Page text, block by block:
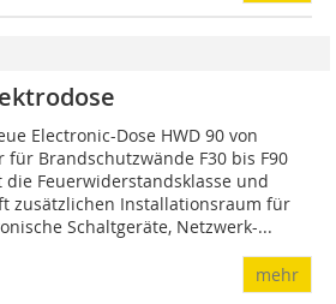
Electronic-Dose HWD 90 von
für Brandschutzwände F30 bis F90
die Feuerwiderstandsklasse und
zusätzlichen Installationsraum für
Schaltgeräte, Netzwerk-...
mehr